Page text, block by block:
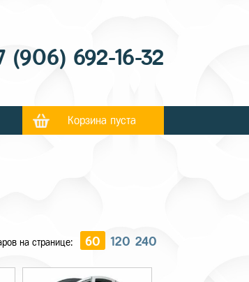
(906) 692-16-32
Корзина пуста
на странице: 60 120 240